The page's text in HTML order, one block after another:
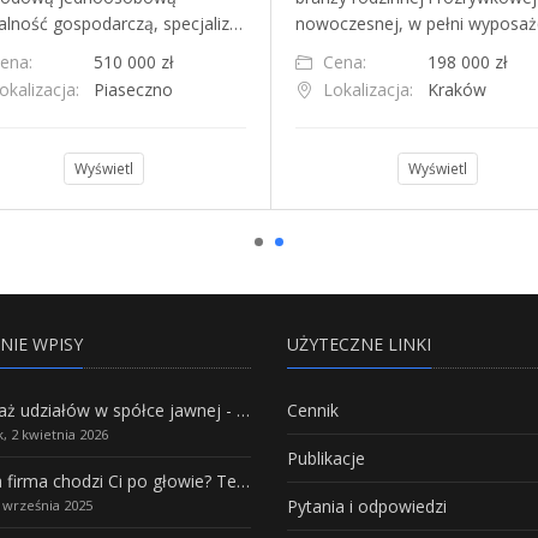
gospodarczą, specjaliz…
510 000 zł
Piaseczno
Wyświetl
nowoczesnej, w pełni
Cena:
198 000 zł
Lokalizacja:
Kraków
Wyświetl
WPISY
Sprzedaż udziałów w spółce jawnej - Wszystko, co trzeba wiedzieć.
2 kwietnia 2026
Własna firma chodzi Ci po głowie? Te branże mają największy potencjał rozwoju
2025
UŻYTECZNE LINKI
Cennik
Publikacje
Pytania i odpowiedzi